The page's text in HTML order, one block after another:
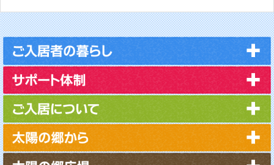
2025年9月
2025年8月
2025年7月
2025年6月
2025年5月
2025年4月
2025年3月
2025年2月